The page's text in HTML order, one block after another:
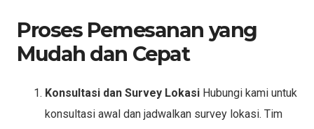
Proses Pemesanan yang
Mudah dan Cepat
Konsultasi dan Survey Lokasi Hubungi kami untuk
konsultasi awal dan jadwalkan survey lokasi. Tim